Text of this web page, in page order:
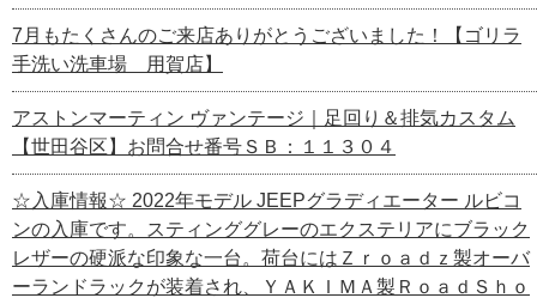
7月もたくさんのご来店ありがとうございました！【ゴリラ
手洗い洗車場 用賀店】
アストンマーティン ヴァンテージ｜足回り＆排気カスタム
【世田谷区】お問合せ番号ＳＢ：１１３０４
☆入庫情報☆ 2022年モデル JEEPグラディエーター ルビコ
ンの入庫です。スティンググレーのエクステリアにブラック
レザーの硬派な印象な一台。荷台にはＺｒｏａｄｚ製オーバ
ーランドラックが装着され、ＹＡＫＩＭＡ製ＲｏａｄＳｈｏ